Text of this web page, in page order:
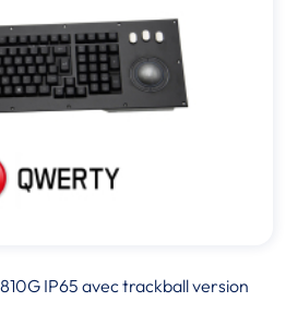
IP65 avec trackball version